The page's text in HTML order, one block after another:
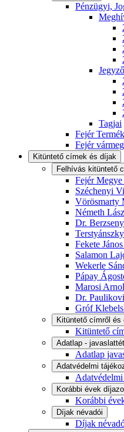
Pénzügyi,
Tagjai
Fejér
Fejér
Kitüntető címek és díjak
Felhívás kitüntető
Fejér
Széchenyi
Vörösmarty
Németh
Dr.
Fekete
Salamon
Wekerle
Pápay
Marosi
Dr.
Gróf
Kitüntető címről és
Kitüntető
Adatlap -
Adatlap
Adatvédelmi
Korábbi évek
Korábbi
Díjak névadói
Díjak